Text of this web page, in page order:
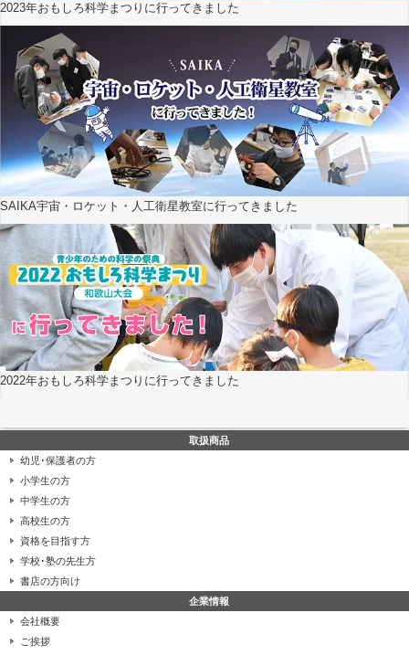
2023年おもしろ科学まつりに行ってきました
SAIKA宇宙・ロケット・人工衛星教室に行ってきました
2022年おもしろ科学まつりに行ってきました
取扱商品
幼児･保護者の方
小学生の方
中学生の方
高校生の方
資格を目指す方
学校･塾の先生方
書店の方向け
企業情報
会社概要
ご挨拶